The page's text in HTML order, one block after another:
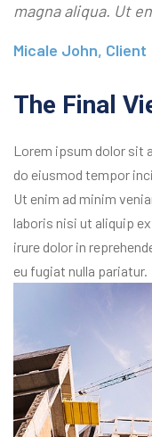
magna aliqua. Ut
Micale John, Client
The Final
Lorem ipsum dolor sit
do eiusmod tempor
Ut enim ad minim
laboris nisi ut aliquip
irure dolor in
eu fugiat nulla pariatur.